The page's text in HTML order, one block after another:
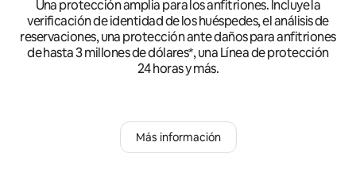
Una protección amplia para los anfitriones. Incluye la
verificación de identidad de los huéspedes, el análisis de
reservaciones, una protección ante daños para anfitriones
de hasta 3 millones de dólares*, una Línea de protección
24 horas y más.
Más información